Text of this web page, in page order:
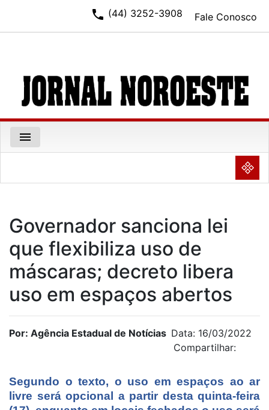
Fale Conosco
phone (44) 3252-3908
menu
NULL
Governador sanciona lei
que flexibiliza uso de
máscaras; decreto libera
uso em espaços abertos
Por: Agência Estadual de Notícias Data: 16/03/2022
Compartilhar:
Segundo o texto, o uso em espaços ao ar
livre será opcional a partir desta quinta-feira